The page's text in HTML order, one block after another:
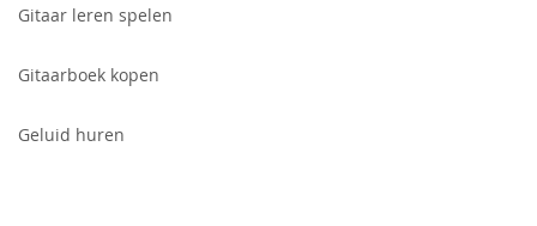
Gitaar leren spelen
Gitaarboek kopen
Geluid huren